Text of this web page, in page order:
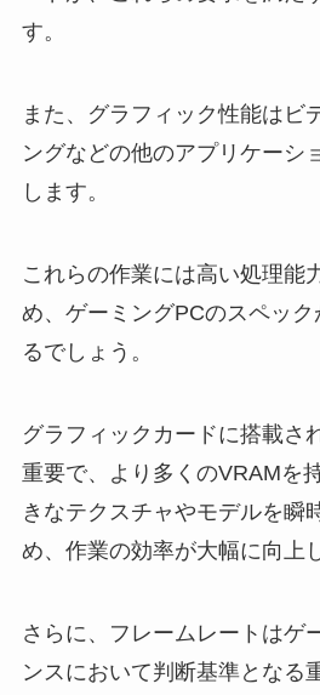
す。
また、グラフィック性能はビ
ングなどの他のアプリケーシ
します。
これらの作業には高い処理能
め、ゲーミングPCのスペック
るでしょう。
グラフィックカードに搭載さ
重要で、より多くのVRAMを
きなテクスチャやモデルを瞬
め、作業の効率が大幅に向上
さらに、フレームレートはゲ
ンスにおいて判断基準となる